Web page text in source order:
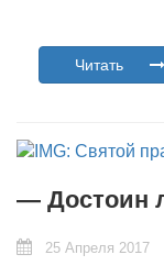
Читать
— Достоин
25 Апреля 2017